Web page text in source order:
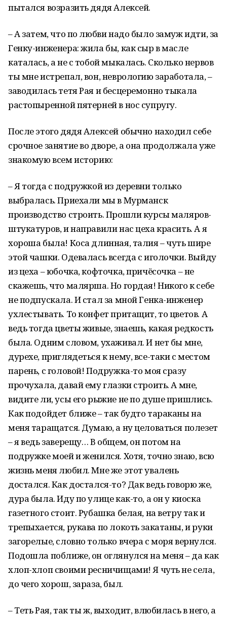
пытался возразить дядя Алексей.
– А затем, что по любви надо было замуж идти, за
Генку-инженера: жила бы, как сыр в масле
каталась, а не с тобой мыкалась. Сколько нервов
ты мне истрепал, вон, неврологию заработала, –
заводилась тетя Рая и бесцеремонно тыкала
растопыренной пятерней в нос супругу.
После этого дядя Алексей обычно находил себе
срочное занятие во дворе, а она продолжала уже
знакомую всем историю:
– Я тогда с подружкой из деревни только
выбралась. Приехали мы в Мурманск
производство строить. Прошли курсы маляров-
штукатуров, и направили нас цеха красить. А я
хороша была! Коса длинная, талия – чуть шире
этой чашки. Одевалась всегда с иголочки. Выйду
из цеха – юбочка, кофточка, причёсочка – не
скажешь, что малярша. Но гордая! Никого к себе
не подпускала. И стал за мной Генка-инженер
ухлестывать. То конфет притащит, то цветов. А
ведь тогда цветы живые, знаешь, какая редкость
была. Одним словом, ухаживал. И нет бы мне,
дурехе, приглядеться к нему, все-таки с местом
парень, с головой! Подружка-то моя сразу
прочухала, давай ему глазки строить. А мне,
видите ли, усы его рыжие не по душе пришлись.
Как подойдет ближе – так будто тараканы на
меня таращатся. Думаю, а ну целоваться полезет
– я ведь заверещу… В общем, он потом на
подружке моей и женился. Хотя, точно знаю, всю
жизнь меня любил. Мне же этот увалень
достался. Как достался-то? Дак ведь говорю же,
дура была. Иду по улице как-то, а он у киоска
газетного стоит. Рубашка белая, на ветру так и
трепыхается, рукава по локоть закатаны, и руки
загорелые, словно только вчера с моря вернулся.
Подошла поближе, он оглянулся на меня – да как
хлоп-хлоп своими ресничищами! Я чуть не села,
до чего хорош, зараза, был.
– Теть Рая, так ты ж, выходит, влюбилась в него, а